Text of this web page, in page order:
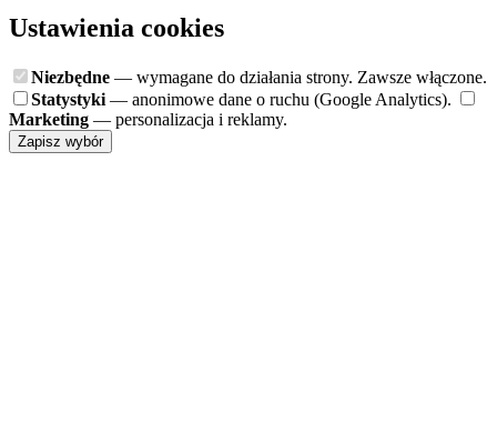
Ustawienia cookies
Niezbędne — wymagane do działania strony. Zawsze włączone.
Statystyki — anonimowe dane o ruchu (Google Analytics).
Marketing — personalizacja i reklamy.
Zapisz wybór